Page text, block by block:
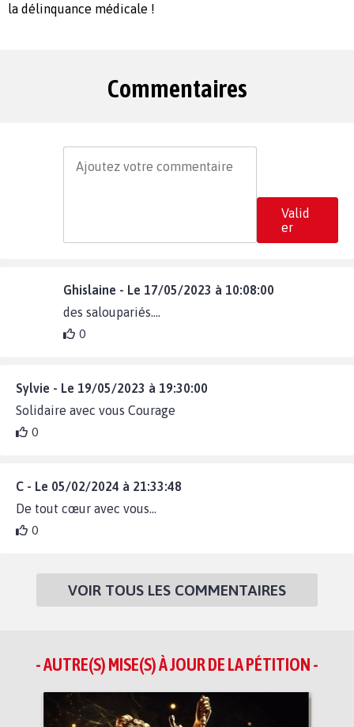
la délinquance médicale !
Commentaires
Valid
er
Ghislaine - Le 17/05/2023 à 10:08:00
des saloupariés....
0
Sylvie - Le 19/05/2023 à 19:30:00
Solidaire avec vous Courage
0
C - Le 05/02/2024 à 21:33:48
De tout cœur avec vous...
0
VOIR TOUS LES COMMENTAIRES
- AUTRE(S) MISE(S) À JOUR DE LA PÉTITION -